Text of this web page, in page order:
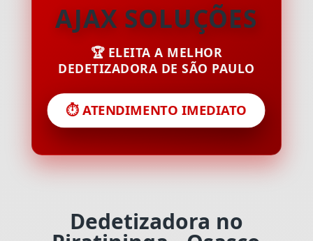
AJAX SOLUÇÕES
🏆 ELEITA A MELHOR
DEDETIZADORA DE SÃO PAULO
⏱️ ATENDIMENTO IMEDIATO
Dedetizadora no